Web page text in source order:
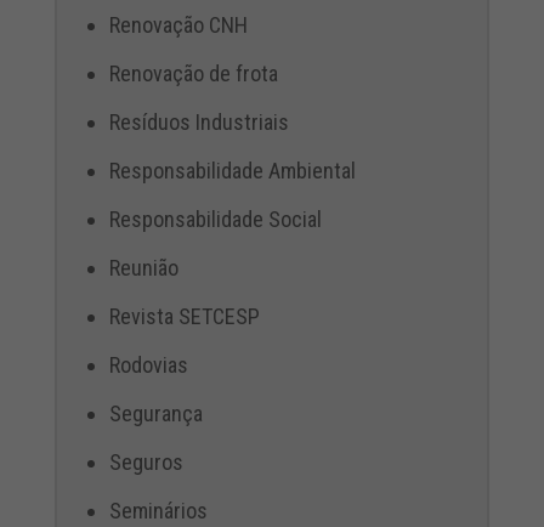
Renovação CNH
Renovação de frota
Resíduos Industriais
Responsabilidade Ambiental
Responsabilidade Social
Reunião
Revista SETCESP
Rodovias
Segurança
Seguros
Seminários